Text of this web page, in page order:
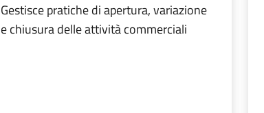
Gestisce pratiche di apertura, variazione
e chiusura delle attività commerciali